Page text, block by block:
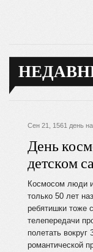
Сен 21, 1561 день
День
детском
Космосом люди
только 50 лет
ребятишки тоже
телепередачи
полетать вокруг
романтической